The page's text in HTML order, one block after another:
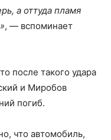
а оттуда пламя
, — вспоминает
после такого удара
и Миробов
погиб.
что автомобиль,